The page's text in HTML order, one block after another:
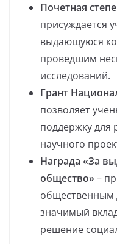
Почетная
присуждается
выдающуюся
проведшим
исследований.
Грант
позволяет
поддержку для
научного
Награда «За
общество»–
общественным
значимый
решение